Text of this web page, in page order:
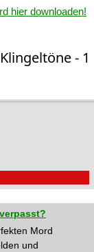
hier downloaden!
- 1
Mord
und